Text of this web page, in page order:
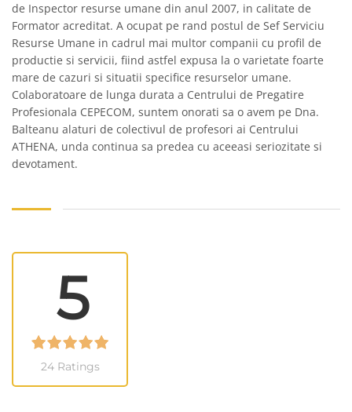
de Inspector resurse umane din anul 2007, in calitate de
Formator acreditat. A ocupat pe rand postul de Sef Serviciu
Resurse Umane in cadrul mai multor companii cu profil de
productie si servicii, fiind astfel expusa la o varietate foarte
mare de cazuri si situatii specifice resurselor umane.
Colaboratoare de lunga durata a Centrului de Pregatire
Profesionala CEPECOM, suntem onorati sa o avem pe Dna.
Balteanu alaturi de colectivul de profesori ai Centrului
ATHENA, unda continua sa predea cu aceeasi seriozitate si
devotament.
5
24 Ratings